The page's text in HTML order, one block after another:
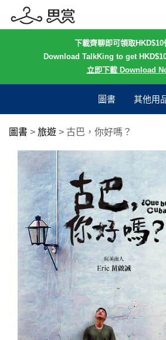
下載齊聊即可領取HKD$10
Download TalkKing to get
立即下載 Download
圖書 其他用
圖書 > 旅遊 > 古巴，你好嗎？